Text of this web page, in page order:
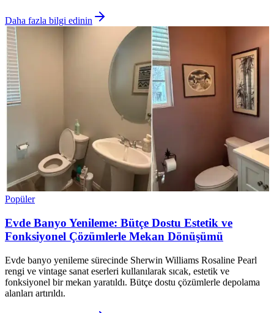
Daha fazla bilgi edinin
Popüler
Evde Banyo Yenileme: Bütçe Dostu Estetik ve
Fonksiyonel Çözümlerle Mekan Dönüşümü
Evde banyo yenileme sürecinde Sherwin Williams Rosaline Pearl
rengi ve vintage sanat eserleri kullanılarak sıcak, estetik ve
fonksiyonel bir mekan yaratıldı. Bütçe dostu çözümlerle depolama
alanları artırıldı.